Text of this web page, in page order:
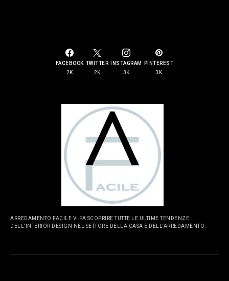
FACEBOOK
2K
TWITTER
2K
INSTAGRAM
3K
PINTEREST
3K
ARREDAMENTO FACILE VI FA SCOPRIRE TUTTE LE ULTIME TENDENZE
DELL'INTERIOR DESIGN NEL SETTORE DELLA CASA E DELL'ARREDAMENTO.